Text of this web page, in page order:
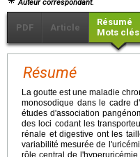
Auteur correspondant.
PDF Article
Résumé
Mots clés
Résumé
La goutte est une maladie
monosodique dans le cadre
études d'association
des loci codant les
rénale et digestive ont les
variabilité mesurée de